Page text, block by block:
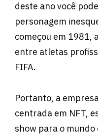
deste ano você
personagem
começou em 1981,
entre atletas
FIFA.
Portanto, a
centrada em NFT,
show para o mundo